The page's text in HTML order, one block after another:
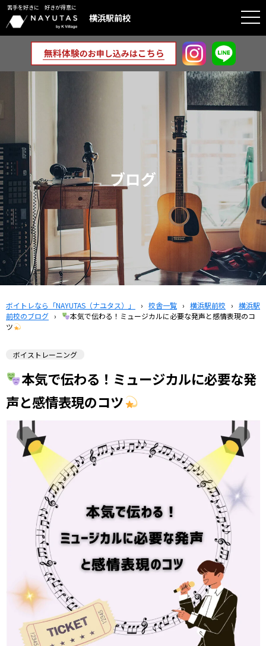
苦手を好きに 好きが得意に
横浜駅前校
ブログ
ボイトレなら「NAYUTAS（ナユタス）」 › 校舎一覧 › 横浜駅前校 › 横浜駅
前校のブログ ›
本気で伝わる！ミュージカルに必要な発声と感情表現のコ
ツ
ボイストレーニング
本気で伝わる！ミュージカルに必要な発
声と感情表現のコツ